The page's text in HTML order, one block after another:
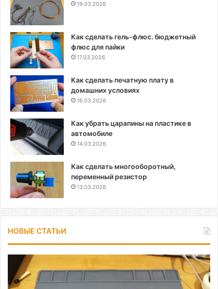
19.03.2026
Как сделать гель-флюс. бюджетный
флюс для пайки
17.03.2026
Как сделать печатную плату в
домашних условиях
16.03.2026
Как убрать царапины на пластике в
автомобиле
14.03.2026
Как сделать многооборотный,
переменный резистор
13.03.2026
НОВЫЕ СТАТЬИ